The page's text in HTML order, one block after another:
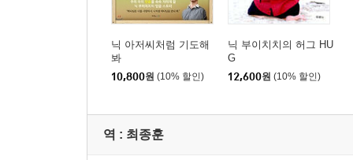
닉 아저씨처럼 기도해
봐
10,800원 (10% 할인)
닉 부이치치의 허그 HU
G
12,600원 (10% 할인)
역 : 최종훈